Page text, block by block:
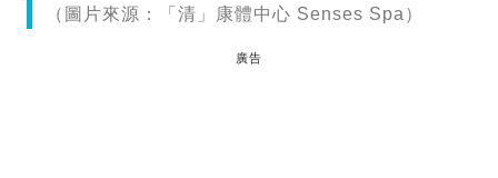
（圖片來源：「清」康體中心 Senses Spa）
廣告